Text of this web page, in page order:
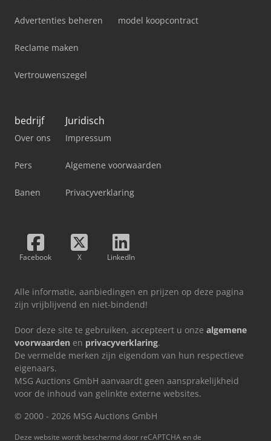
Advertenties beheren
Reclame maken
Vertrouwenszegel
model koopcontract
bedrijf
Over ons
Pers
Banen
Juridisch
Impressum
Algemene voorwaarden
Privacyverklaring
Facebook X LinkedIn
Alle informatie, aanbiedingen en prijzen op deze pagina
zijn vrijblijvend en niet-bindend!
Door deze site te gebruiken, accepteert u onze algemene
voorwaarden en privacyverklaring.
De vermelde merken zijn eigendom van hun respectieve
eigenaars.
MSG Auctions GmbH aanvaardt geen aansprakelijkheid
voor de inhoud van gelinkte externe websites.
© 2000 - 2026 MSG Auctions GmbH
Deze website wordt beschermd door reCAPTCHA en de